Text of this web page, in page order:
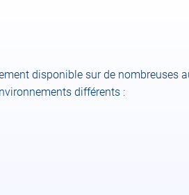
disponible sur de nombreuses
différents :